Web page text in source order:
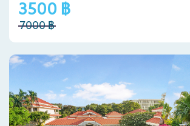
3500 ฿
7000 ฿